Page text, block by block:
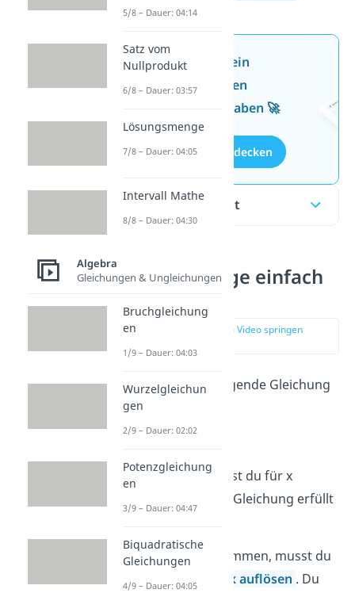
Jetzt neu: Teste dein
Wissen mit unseren
kostenlosen Aufgaben 🚀
Aufgaben entdecken
Inhaltsübersicht
Lösungsmenge einfach
zur Stelle im Video springen
Schau dir einmal folgende Gleichung
an:
Welche Zahlenkannst du für x
einsetzen, damit die Gleichung erfüllt
Um das rauszubekommen, musst du
dieGleichung nach x auflösen . Du
5/8 – Dauer: 04:14
Satz vom
Nullprodukt
6/8 – Dauer: 03:57
Lösungsmenge
7/8 – Dauer: 04:05
Intervall Mathe
8/8 – Dauer: 04:30
Algebra
Gleichungen & Ungleichungen
Bruchgleichung
en
1/9 – Dauer: 04:03
Wurzelgleichun
gen
2/9 – Dauer: 02:02
Potenzgleichung
en
3/9 – Dauer: 04:47
Biquadratische
Gleichungen
4/9 – Dauer: 04:05